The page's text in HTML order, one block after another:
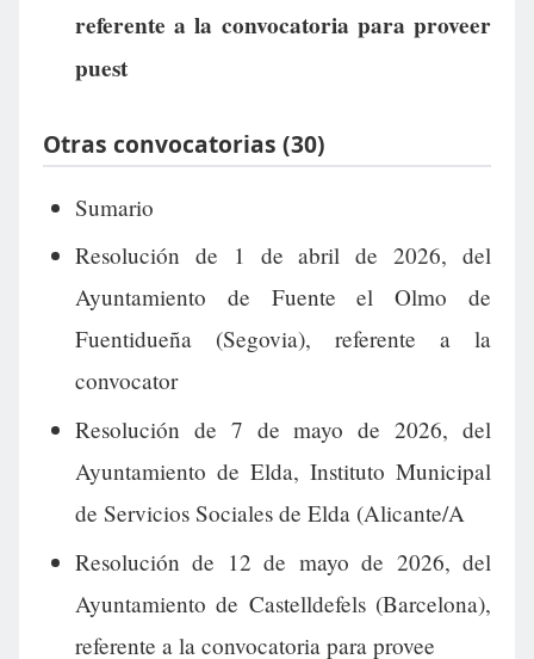
referente a la convocatoria para proveer
puest
Otras convocatorias (30)
Sumario
Resolución de 1 de abril de 2026, del
Ayuntamiento de Fuente el Olmo de
Fuentidueña (Segovia), referente a la
convocator
Resolución de 7 de mayo de 2026, del
Ayuntamiento de Elda, Instituto Municipal
de Servicios Sociales de Elda (Alicante/A
Resolución de 12 de mayo de 2026, del
Ayuntamiento de Castelldefels (Barcelona),
referente a la convocatoria para provee